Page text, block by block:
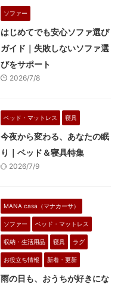
ソファー
はじめてでも安心ソファ選び
ガイド｜失敗しないソファ選
びをサポート
2026/7/8
ベッド・マットレス 寝具
今夜から変わる、あなたの眠
り｜ベッド＆寝具特集
2026/7/9
MANA casa（マナカーサ）
ソファー ベッド・マットレス
収納・生活用品 寝具 ラグ
お役立ち情報 新着・更新
雨の日も、おうちが好きにな